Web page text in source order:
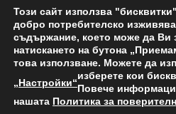
Защити на дипломни работи и
Сондиране, добив и транспорт на
2025 г.
Този сайт използва
добро потребителско
съдържание, което може да Ви
натискането на бутона
това използване. Можете да
„Настройки“
изберете кои
Повече
нашата Политика за